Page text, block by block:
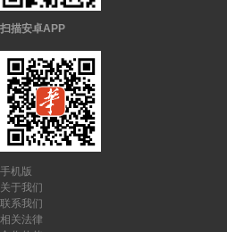
扫描安卓APP
手机版
关于我们
联系我们
相关法律